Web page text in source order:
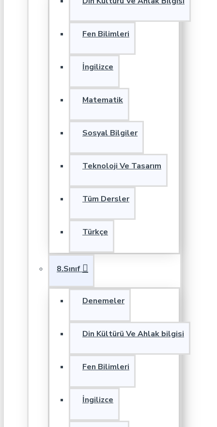
Fen Bilimleri
İngilizce
Matematik
Sosyal Bilgiler
Teknoloji Ve Tasarım
Tüm Dersler
Türkçe
8.Sınıf
Denemeler
Din Kültürü Ve Ahlak bilgisi
Fen Bilimleri
İngilizce